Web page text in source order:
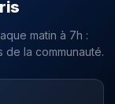
matin à 7h :
de la communauté.